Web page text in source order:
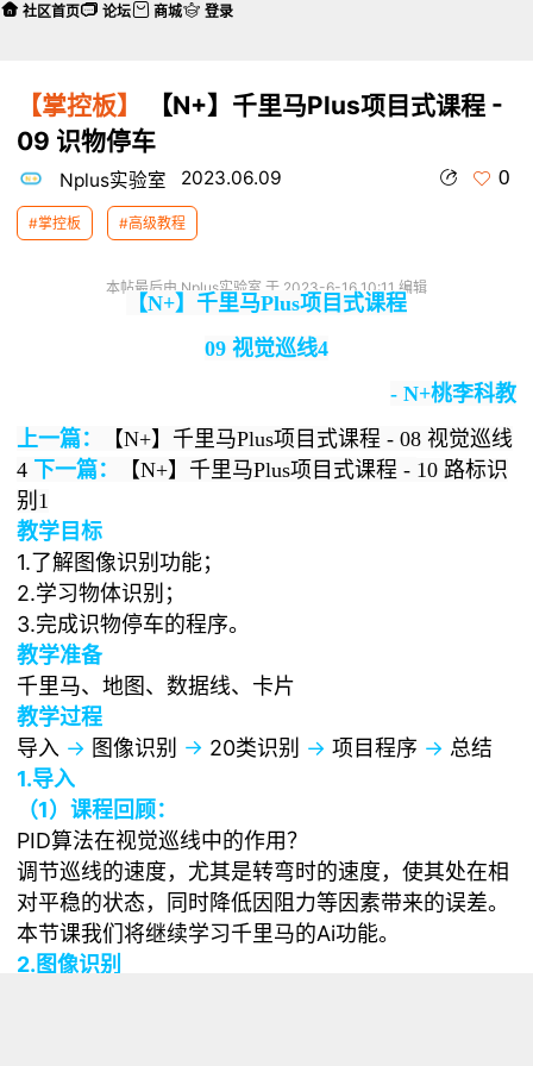
【掌控板】
【N+】千里马Plus项目式课程 -
09 识物停车
Nplus实验室 2023.06.09 0
#掌控板 #高级教程
本帖最后由 Nplus实验室 于 2023-6-16 10:11 编辑
【N+】千里马Plus项目式课程
09 视觉巡线4
- N+桃李科教
上一篇：
【N+】千里马Plus项目式课程 - 08 视觉巡线
4 下一篇： 【N+】千里马Plus项目式课程 - 10 路标识
别1
教学目标
1.了解图像识别功能；
2.学习物体识别；
3.完成识物停车的程序。
教学准备
千里马、地图、数据线、卡片
教学过程
导入 → 图像识别 → 20类识别 → 项目程序 → 总结
1.导入
（1）课程回顾：
PID算法在视觉巡线中的作用？
调节巡线的速度，尤其是转弯时的速度，使其处在相
对平稳的状态，同时降低因阻力等因素带来的误差。
本节课我们将继续学习千里马的Ai功能。
2.图像识别
社区首页 论坛 商城 登录